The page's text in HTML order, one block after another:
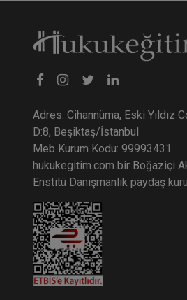
Adres: Cihannüma, Eski Yıldız
D:8, Beşiktaş/İstanbul
Meb Kurum Kodu: 99993431
hukukegitim.com bir Boğaziçi
Enstitü Danışmanlık paydaş